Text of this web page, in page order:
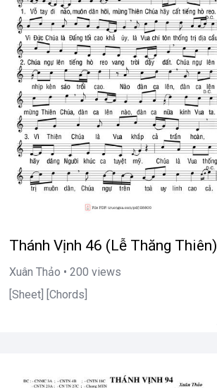
Thánh Vịnh 46 (Lễ Thăng Thiên)
Xuân Thảo • 200 views
[Sheet] [Chords]